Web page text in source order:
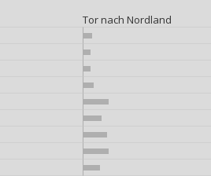
Tor nach Nordland